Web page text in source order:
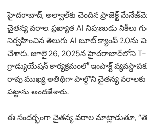
హైదరాబాద్, అల్వాల్‌కు చెందిన ప్రాజెక్ట్
చైతన్య వరాల, ప్రఖ్యాత AI నిపుణుడు నికీలు
నిర్వహించిన తెలుగు AI బూట్ క్యాంప్ 2.0ను
చేశారు. జూలై 26, 2025న హైదరాబాద్‌లోని T-
గ్రాడ్యుయేషన్ కార్యక్రమంలో ఇంపాక్ట్
రావు ముఖ్య అతిథిగా పాల్గొని చైతన్య వరాలకు
పట్టాను అందజేశారు.
ఈ సందర్భంగా చైతన్య వరాల మాట్లాడుతూ,